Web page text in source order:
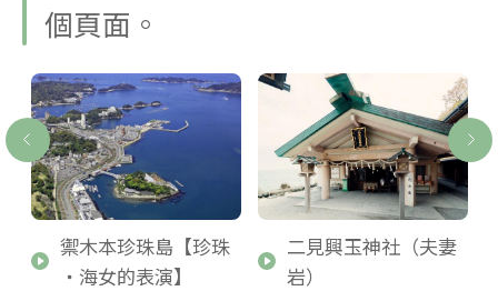
個頁面。
禦木本珍珠島【珍珠
・海女的表演】
二見興玉神社（夫妻
岩）